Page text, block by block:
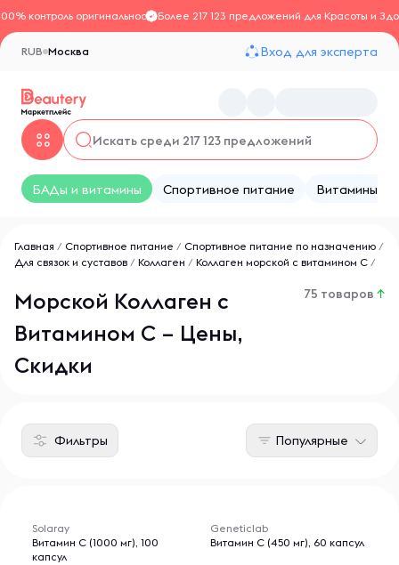
контроль оригинальностиБолее 217 123 предложений для Красоты и
Москва
RUB Вход для эксперта
БАДы и витамины Спортивное питание Витамины
Главная / Спортивное питание / Спортивное питание по назначению /
Для связок и суставов / Коллаген / Коллаген морской с витамином С /
Морской Коллаген с
Витамином C – Цены,
Скидки
75 товаров ↑
Фильтры Популярные
Solaray
Витамин С (1000 мг), 100
капсул
Geneticlab
Витамин С (450 мг), 60 капсул